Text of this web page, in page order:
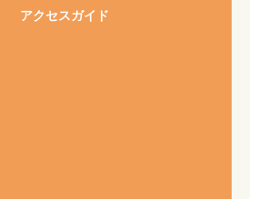
アクセスガイド